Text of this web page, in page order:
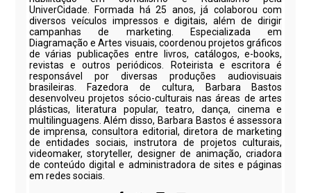
UniverCidade. Formada há 25 anos, já colaborou com
diversos veículos impressos e digitais, além de dirigir
campanhas de marketing. Especializada em
Diagramação e Artes visuais, coordenou projetos gráficos
de várias publicações entre livros, catálogos, e-books,
revistas e outros periódicos. Roteirista e escritora é
responsável por diversas produções audiovisuais
brasileiras. Fazedora de cultura, Barbara Bastos
desenvolveu projetos sócio-culturais nas áreas de artes
plásticas, literatura popular, teatro, dança, cinema e
multilinguagens. Além disso, Barbara Bastos é assessora
de imprensa, consultora editorial, diretora de marketing
de entidades sociais, instrutora de projetos culturais,
videomaker, storyteller, designer de animação, criadora
de conteúdo digital e administradora de sites e páginas
em redes sociais.